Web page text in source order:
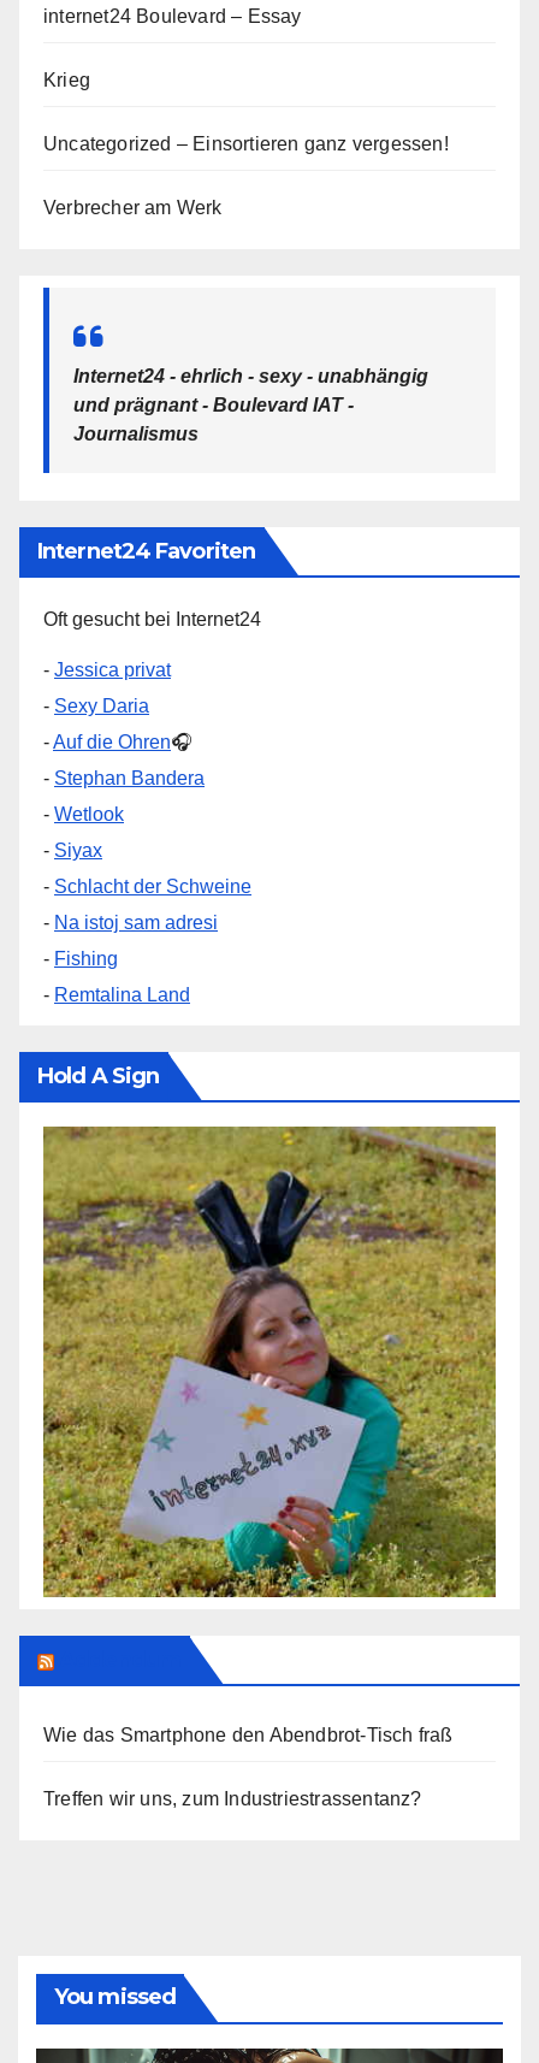
internet24 Boulevard – Essay
Krieg
Uncategorized – Einsortieren ganz vergessen!
Verbrecher am Werk
Internet24 - ehrlich - sexy - unabhängig
und prägnant - Boulevard IAT -
Journalismus
Internet24 Favoriten
Oft gesucht bei Internet24
- Jessica privat
- Sexy Daria
-Auf die Ohren🎧
- Stephan Bandera
- Wetlook
- Siyax
- Schlacht der Schweine
- Na istoj sam adresi
- Fishing
- Remtalina Land
Hold A Sign
Wie das Smartphone den Abendbrot-Tisch fraß
Treffen wir uns, zum Industriestrassentanz?
You missed